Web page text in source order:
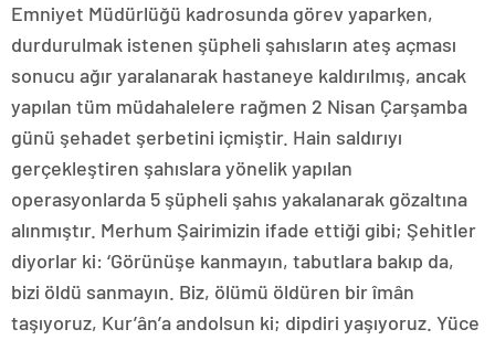
Emniyet Müdürlüğü kadrosunda görev yaparken,
durdurulmak istenen şüpheli şahısların ateş açması
sonucu ağır yaralanarak hastaneye kaldırılmış, ancak
yapılan tüm müdahalelere rağmen 2 Nisan Çarşamba
günü şehadet şerbetini içmiştir. Hain saldırıyı
gerçekleştiren şahıslara yönelik yapılan
operasyonlarda 5 şüpheli şahıs yakalanarak gözaltına
alınmıştır. Merhum Şairimizin ifade ettiği gibi; Şehitler
diyorlar ki: ‘Görünüşe kanmayın, tabutlara bakıp da,
bizi öldü sanmayın. Biz, ölümü öldüren bir îmân
taşıyoruz, Kur’ân’a andolsun ki; dipdiri yaşıyoruz. Yüce